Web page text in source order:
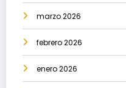
marzo 2026
febrero 2026
enero 2026